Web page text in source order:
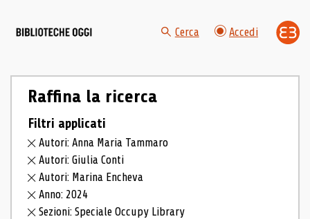
Cerca Accedi
Raffina la ricerca
Filtri applicati
Autori: Anna Maria Tammaro
Autori: Giulia Conti
Autori: Marina Encheva
Anno: 2024
Sezioni: Speciale Occupy Library